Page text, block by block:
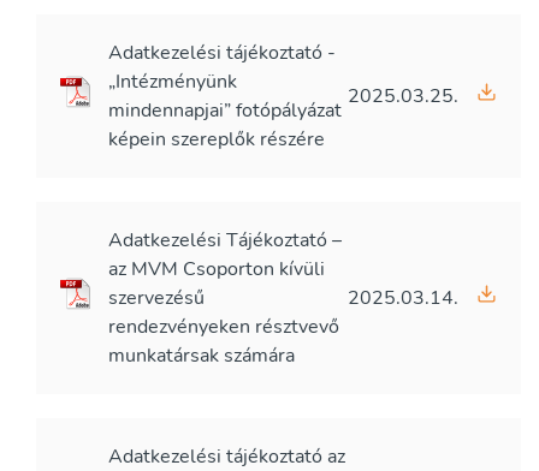
Adatkezelési tájékoztató -
„Intézményünk
mindennapjai” fotópályázat
képein szereplők részére
2025.03.25.
Adatkezelési Tájékoztató –
az MVM Csoporton kívüli
szervezésű
rendezvényeken résztvevő
munkatársak számára
2025.03.14.
Adatkezelési tájékoztató az